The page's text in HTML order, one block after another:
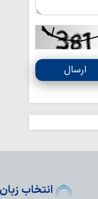
ارسال
در
انتخاب زبان